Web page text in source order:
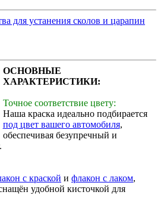
для устанения сколов и царапин
ОСНОВНЫЕ
ХАРАКТЕРИСТИКИ:
Точное соответствие цвету:
Наша краска идеально подбирается
под цвет вашего автомобиля,
обеспечивая безупречный и
с краской и флакон с лаком,
удобной кисточкой для